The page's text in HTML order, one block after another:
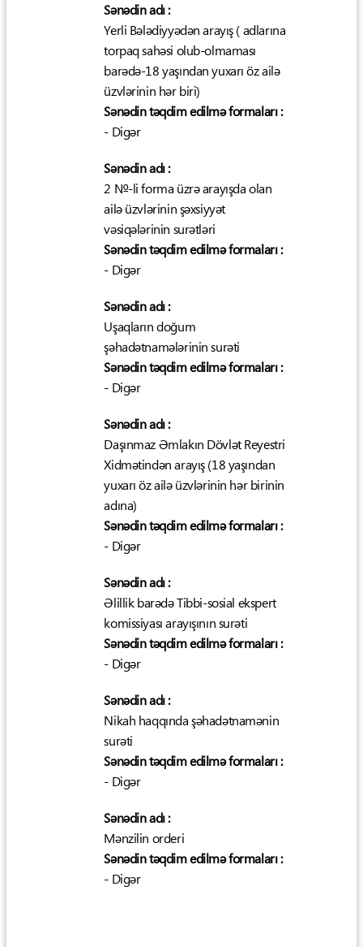
Sənədin adı :
Yerli Bələdiyyədən arayış ( adlarına
torpaq sahəsi olub-olmaması
barədə-18 yaşından yuxarı öz ailə
üzvlərinin hər biri)
Sənədin təqdim edilmə formaları :
- Digər
Sənədin adı :
2 №-li forma üzrə arayışda olan
ailə üzvlərinin şəxsiyyət
vəsiqələrinin surətləri
Sənədin təqdim edilmə formaları :
- Digər
Sənədin adı :
Uşaqların doğum
şəhadətnamələrinin surəti
Sənədin təqdim edilmə formaları :
- Digər
Sənədin adı :
Daşınmaz Əmlakın Dövlət Reyestri
Xidmətindən arayış (18 yaşından
yuxarı öz ailə üzvlərinin hər birinin
adına)
Sənədin təqdim edilmə formaları :
- Digər
Sənədin adı :
Əlillik barədə Tibbi-sosial ekspert
komissiyası arayışının surəti
Sənədin təqdim edilmə formaları :
- Digər
Sənədin adı :
Nikah haqqında şəhadətnamənin
surəti
Sənədin təqdim edilmə formaları :
- Digər
Sənədin adı :
Mənzilin orderi
Sənədin təqdim edilmə formaları :
- Digər